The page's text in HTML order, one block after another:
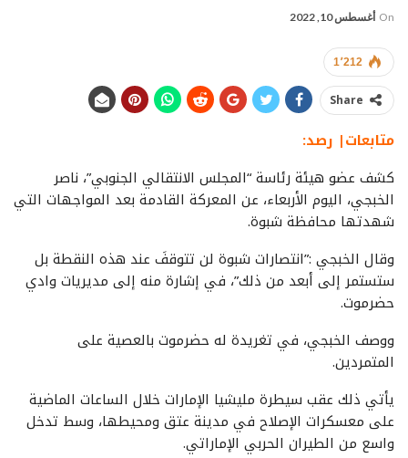
On أغسطس 10, 2022
1٬212
Share
متابعات| رصد:
كشف عضو هيئة رئاسة “المجلس الانتقالي الجنوبي”، ناصر
الخبجي، اليوم الأربعاء، عن المعركة القادمة بعد المواجهات التي
شهدتها محافظة شبوة.
وقال الخبجي :”انتصارات شبوة لن تتوقفَ عند هذه النقطة بل
ستستمر إلى أبعد من ذلك”، في إشارة منه إلى مديريات وادي
حضرموت.
ووصف الخبجي، في تغريدة له حضرموت بالعصية على
المتمردين.
يأتي ذلك عقب سيطرة مليشيا الإمارات خلال الساعات الماضية
على معسكرات الإصلاح في مدينة عتق ومحيطها، وسط تدخل
واسع من الطيران الحربي الإماراتي.